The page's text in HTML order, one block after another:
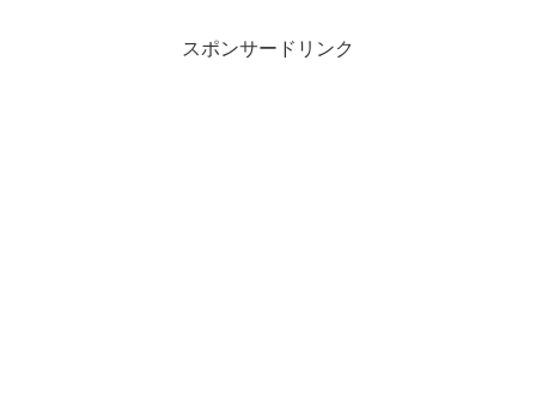
スポンサードリンク